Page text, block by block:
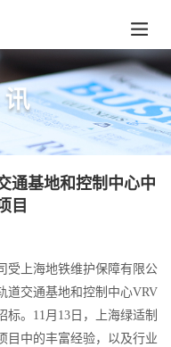
通基地和控制中心中
目
受上海地铁维护保障有限公
道交通基地和控制中心VRV
。11月13日，上海绿适制
目中的丰富经验，以及行业